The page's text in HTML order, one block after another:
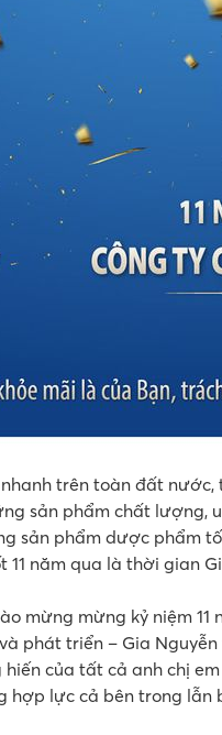
trên toàn đất
sản phẩm chất lượng,
sản phẩm dược phẩm
11 năm qua là thời gian
mừng mừng kỷ niệm
phát triển – Gia
của tất cả anh chị
hợp lực cả bên trong